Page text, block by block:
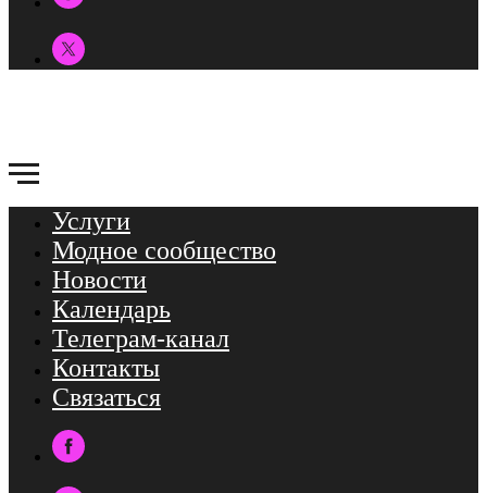
Услуги
Модное сообщество
Новости
Календарь
Телеграм-канал
Контакты
Связаться